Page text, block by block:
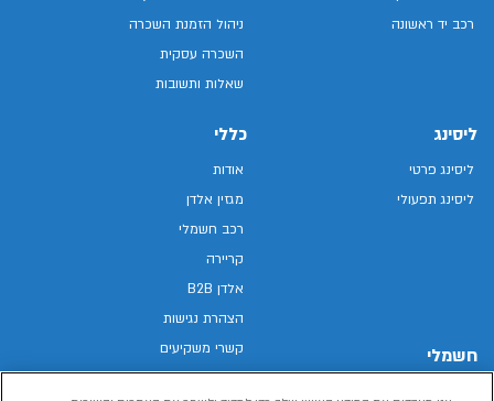
רכב יד ראשונה
ניהול הזמנת השכרה
השכרה עסקית
שאלות ותשובות
ליסינג
ליסינג פרטי
ליסינג תפעולי
חשמלי
כללי
אודות
מגזין אלדן
רכב חשמלי
קריירה
אלדן B2B
הצהרת נגישות
קשרי משקיעים
מפת האתר